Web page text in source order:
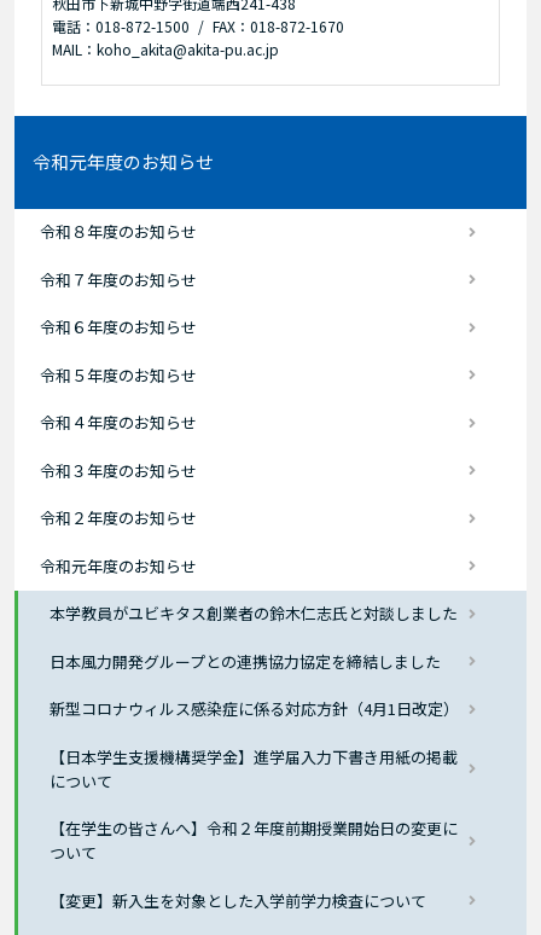
電話：018-872-1500
FAX：018-872-1670
MAIL：koho_akita@akita-pu.ac.jp
令和元年度のお知らせ
令和８年度のお知らせ
令和７年度のお知らせ
令和６年度のお知らせ
令和５年度のお知らせ
令和４年度のお知らせ
令和３年度のお知らせ
令和２年度のお知らせ
令和元年度のお知らせ
本学教員がユビキタス創業者の鈴木仁志氏と対談しました
日本風力開発グループとの連携協力協定を締結しました
新型コロナウィルス感染症に係る対応方針（4月1日改定）
【日本学生支援機構奨学金】進学届入力下書き用紙の掲載
について
【在学生の皆さんへ】令和２年度前期授業開始日の変更に
ついて
【変更】新入生を対象とした入学前学力検査について